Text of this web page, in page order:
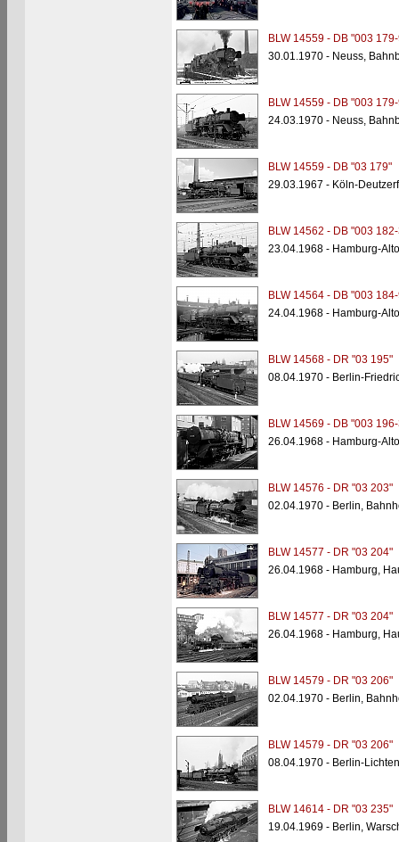
BLW 14559 - DB "003
30.01.1970 - Neuss,
BLW 14559 - DB "003
24.03.1970 - Neuss,
BLW 14559 - DB "03 179"
29.03.1967 - Köln-
BLW 14562 - DB "003
23.04.1968 - Hamburg-
BLW 14564 - DB "003
24.04.1968 - Hamburg-
BLW 14568 - DR "03 195"
08.04.1970 - Berlin-
BLW 14569 - DB "003
26.04.1968 - Hamburg-
BLW 14576 - DR "03 203"
02.04.1970 - Berlin,
BLW 14577 - DR "03 204"
26.04.1968 - Hamburg,
BLW 14577 - DR "03 204"
26.04.1968 - Hamburg,
BLW 14579 - DR "03 206"
02.04.1970 - Berlin,
BLW 14579 - DR "03 206"
08.04.1970 - Berlin-
BLW 14614 - DR "03 235"
19.04.1969 - Berlin,